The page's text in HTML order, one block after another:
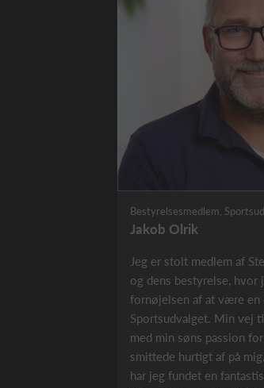
Bestyrelsesmedlem,
Jakob Olrik
Jeg er stolt medlem af
og dens bestyrelse, hvor
fornøjelsen af at være en
Sportsudvalget. Min vej
med min søns passion
smittede hurtigt af på
har jeg fundet en